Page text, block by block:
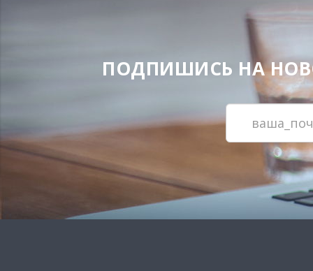
ПОДПИШИСЬ НА